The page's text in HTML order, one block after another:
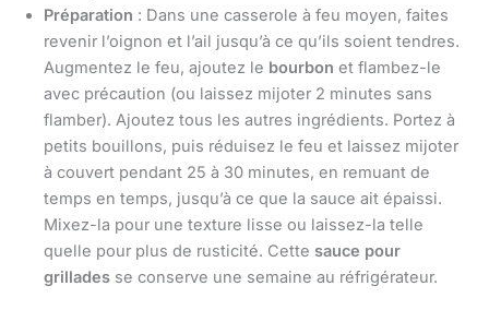
Préparation : Dans une casserole à feu moyen, faites
revenir l’oignon et l’ail jusqu’à ce qu’ils soient tendres.
Augmentez le feu, ajoutez le bourbon et flambez-le
avec précaution (ou laissez mijoter 2 minutes sans
flamber). Ajoutez tous les autres ingrédients. Portez à
petits bouillons, puis réduisez le feu et laissez mijoter
à couvert pendant 25 à 30 minutes, en remuant de
temps en temps, jusqu’à ce que la sauce ait épaissi.
Mixez-la pour une texture lisse ou laissez-la telle
quelle pour plus de rusticité. Cette sauce pour
grillades se conserve une semaine au réfrigérateur.